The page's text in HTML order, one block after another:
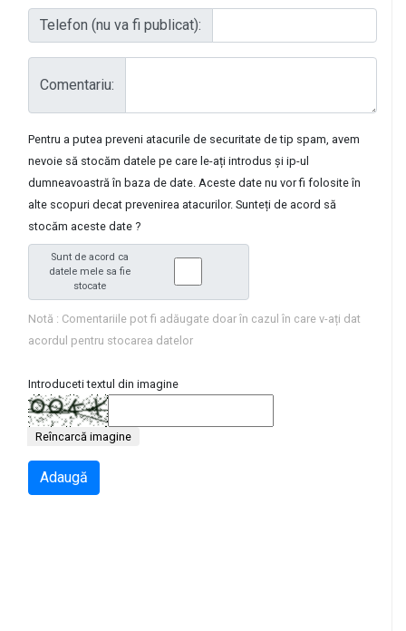
Telefon (nu va fi publicat):
Comentariu:
Pentru a putea preveni atacurile de securitate de tip spam, avem
nevoie să stocăm datele pe care le-ați introdus și ip-ul
dumneavoastră în baza de date. Aceste date nu vor fi folosite în
alte scopuri decat prevenirea atacurilor. Sunteți de acord să
stocăm aceste date ?
Sunt de acord ca
datele mele sa fie
stocate
Notă : Comentariile pot fi adăugate doar în cazul în care v-ați dat
acordul pentru stocarea datelor
Introduceti textul din imagine
Reîncarcă imagine
Adaugă